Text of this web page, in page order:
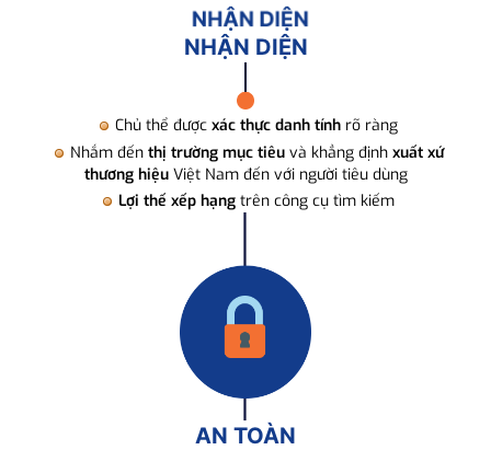
NHẬN DIỆN
Chủ thể được xác thực danh tính rõ ràng
Nhắm đến thị trường mục tiêuvà khẳng định xuất xứ
thương hiệuViệt Nam đến với người tiêu dùng
Lợi thế xếp hạng trên công cụ tìm kiếm
AN TOÀN